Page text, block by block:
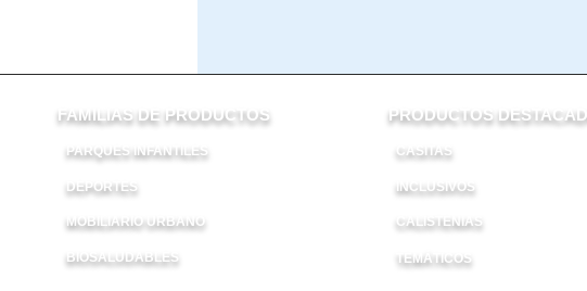
FAMILIAS DE PRODUCTOS
PARQUES INFANTILES
DEPORTES
MOBILIARIO URBANO
BIOSALUDABLES
PRODUCTOS
CASITAS
INCLUSIVOS
CALISTENIAS
TEMÁTICOS